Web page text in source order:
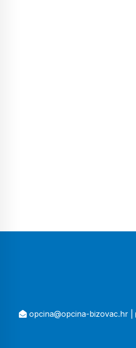
opcina@opcina-bizovac.hr |